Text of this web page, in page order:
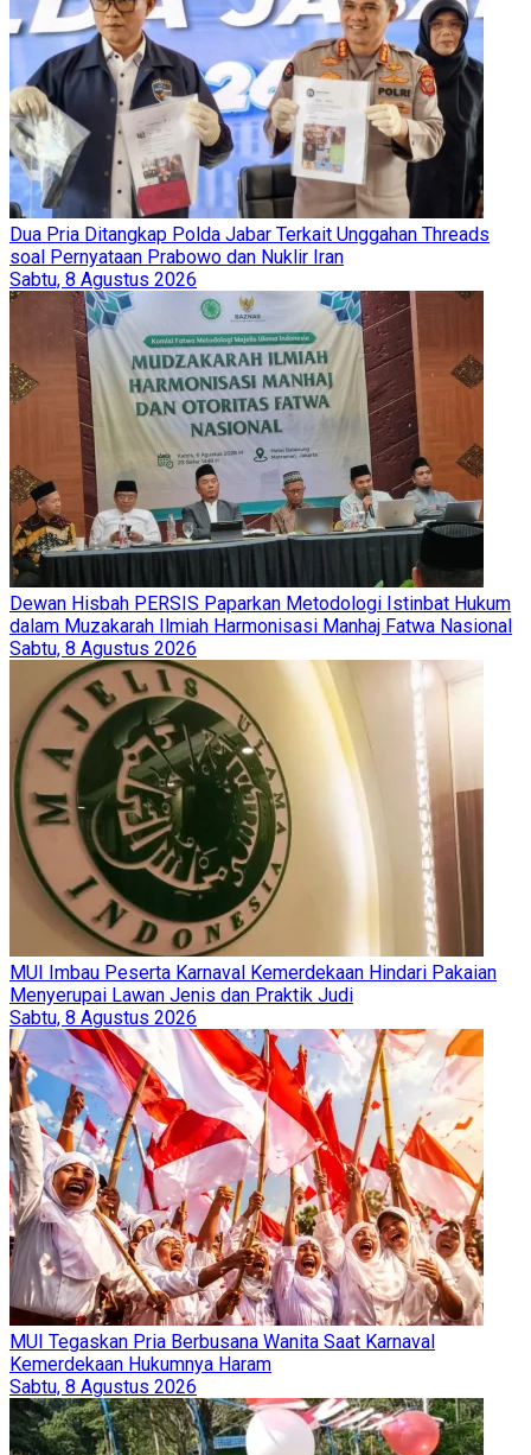
Dua Pria Ditangkap Polda Jabar Terkait Unggahan Threads
soal Pernyataan Prabowo dan Nuklir Iran
Sabtu, 8 Agustus 2026
Dewan Hisbah PERSIS Paparkan Metodologi Istinbat Hukum
dalam Muzakarah Ilmiah Harmonisasi Manhaj Fatwa Nasional
Sabtu, 8 Agustus 2026
MUI Imbau Peserta Karnaval Kemerdekaan Hindari Pakaian
Menyerupai Lawan Jenis dan Praktik Judi
Sabtu, 8 Agustus 2026
MUI Tegaskan Pria Berbusana Wanita Saat Karnaval
Kemerdekaan Hukumnya Haram
Sabtu, 8 Agustus 2026